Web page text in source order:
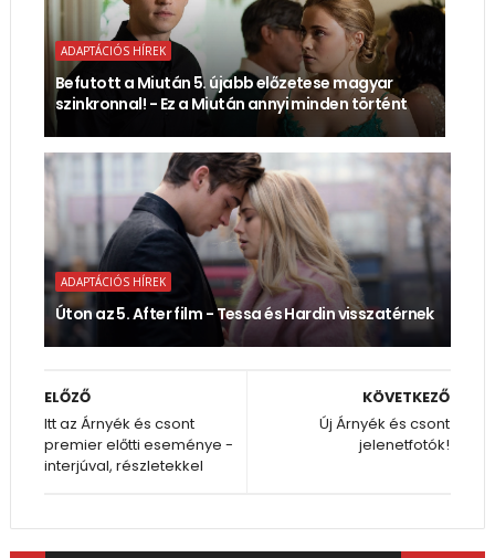
ADAPTÁCIÓS HÍREK
Befutott a Miután 5. újabb előzetese magyar
szinkronnal! - Ez a Miután annyi minden történt
ADAPTÁCIÓS HÍREK
Úton az 5. After film - Tessa és Hardin visszatérnek
KÖVETKEZŐ
Új Árnyék és csont
jelenetfotók!
ELŐZŐ
Itt az Árnyék és csont
premier előtti eseménye -
interjúval, részletekkel